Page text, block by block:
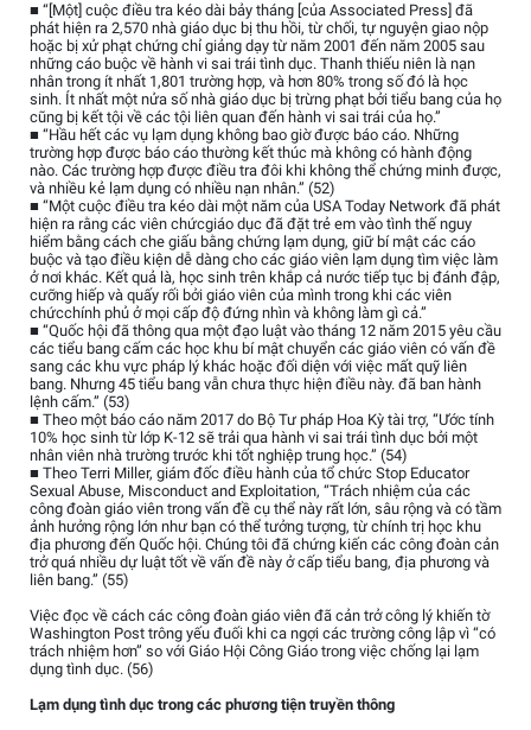
■ “[Một] cuộc điều tra kéo dài bảy tháng [của Associated Press] đã
phát hiện ra 2,570 nhà giáo dục bị thu hồi, từ chối, tự nguyện giao nộp
hoặc bị xử phạt chứng chỉ giảng dạy từ năm 2001 đến năm 2005 sau
những cáo buộc về hành vi sai trái tình dục. Thanh thiếu niên là nạn
nhân trong ít nhất 1,801 trường hợp, và hơn 80% trong số đó là học
sinh. Ít nhất một nửa số nhà giáo dục bị trừng phạt bởi tiểu bang của họ
cũng bị kết tội về các tội liên quan đến hành vi sai trái của họ.”
■ “Hầu hết các vụ lạm dụng không bao giờ được báo cáo. Những
trường hợp được báo cáo thường kết thúc mà không có hành động
nào. Các trường hợp được điều tra đôi khi không thể chứng minh được,
và nhiều kẻ lạm dụng có nhiều nạn nhân.” (52)
■ “Một cuộc điều tra kéo dài một năm của USA Today Network đã phát
hiện ra rằng các viên chứcgiáo dục đã đặt trẻ em vào tình thế nguy
hiểm bằng cách che giấu bằng chứng lạm dụng, giữ bí mật các cáo
buộc và tạo điều kiện dễ dàng cho các giáo viên lạm dụng tìm việc làm
ở nơi khác. Kết quả là, học sinh trên khắp cả nước tiếp tục bị đánh đập,
cưỡng hiếp và quấy rối bởi giáo viên của mình trong khi các viên
chứcchính phủ ở mọi cấp độ đứng nhìn và không làm gì cả.”
■ “Quốc hội đã thông qua một đạo luật vào tháng 12 năm 2015 yêu cầu
các tiểu bang cấm các học khu bí mật chuyển các giáo viên có vấn đề
sang các khu vực pháp lý khác hoặc đối diện với việc mất quỹ liên
bang. Nhưng 45 tiểu bang vẫn chưa thực hiện điều này. đã ban hành
lệnh cấm.” (53)
■ Theo một báo cáo năm 2017 do Bộ Tư pháp Hoa Kỳ tài trợ, “Ước tính
10% học sinh từ lớp K-12 sẽ trải qua hành vi sai trái tình dục bởi một
nhân viên nhà trường trước khi tốt nghiệp trung học.” (54)
■ Theo Terri Miller, giám đốc điều hành của tổ chức Stop Educator
Sexual Abuse, Misconduct and Exploitation, “Trách nhiệm của các
công đoàn giáo viên trong vấn đề cụ thể này rất lớn, sâu rộng và có tầm
ảnh hưởng rộng lớn như bạn có thể tưởng tượng, từ chính trị học khu
địa phương đến Quốc hội. Chúng tôi đã chứng kiến các công đoàn cản
trở quá nhiều dự luật tốt về vấn đề này ở cấp tiểu bang, địa phương và
liên bang.” (55)
Việc đọc về cách các công đoàn giáo viên đã cản trở công lý khiến tờ
Washington Post trông yếu đuối khi ca ngợi các trường công lập vì “có
trách nhiệm hơn” so với Giáo Hội Công Giáo trong việc chống lại lạm
dụng tình dục. (56)
Lạm dụng tình dục trong các phương tiện truyền thông